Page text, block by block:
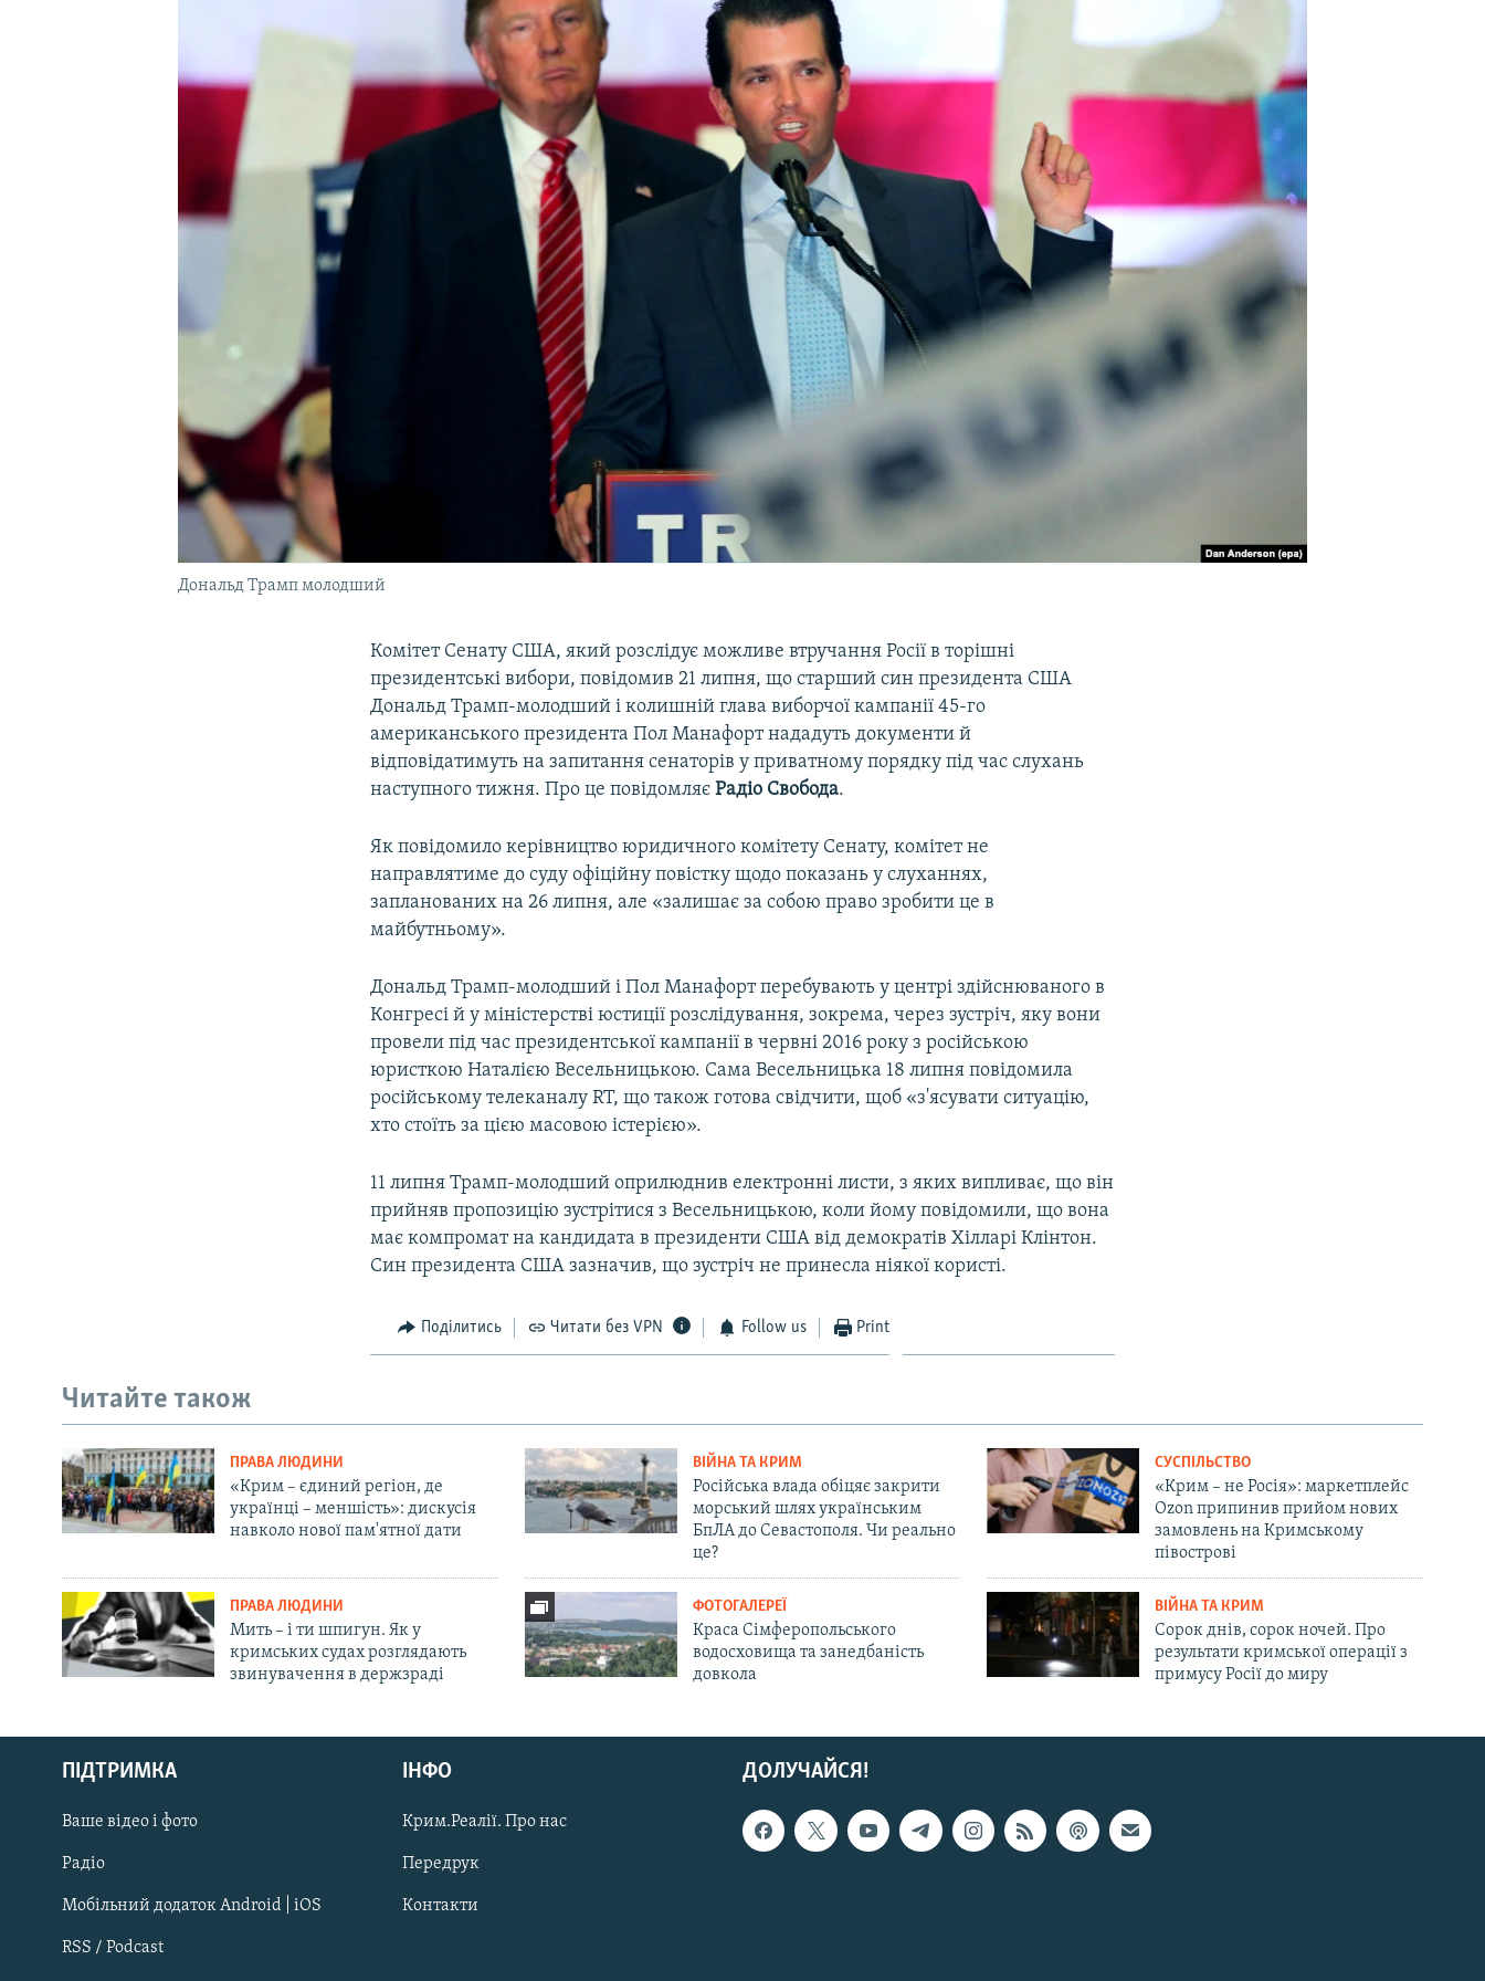
УКРАЇНСЬКА ПРОБЛЕМА КРИМУ
Русский
Qırımtatar
ДОЛУЧАЙСЯ!
Дональд Трамп молодший
Комітет Сенату США, який розслідує можливе втручання Росії в торішні
президентські вибори, повідомив 21 липня, що старший син президента США
Дональд Трамп-молодший і колишній глава виборчої кампанії 45-го
американського президента Пол Манафорт нададуть документи й
відповідатимуть на запитання сенаторів у приватному порядку під час слухань
наступного тижня. Про це повідомляєРадіо Свобода.
Як повідомило керівництво юридичного комітету Сенату, комітет не
направлятиме до суду офіційну повістку щодо показань у слуханнях,
запланованих на 26 липня, але «залишає за собою право зробити це в
майбутньому».
Дональд Трамп-молодший і Пол Манафорт перебувають у центрі здійснюваного в
Конгресі й у міністерстві юстиції розслідування, зокрема, через зустріч, яку вони
провели під час президентської кампанії в червні 2016 року з російською
юристкою Наталією Весельницькою. Сама Весельницька 18 липня повідомила
російському телеканалу RT, що також готова свідчити, щоб «з'ясувати ситуацію,
хто стоїть за цією масовою істерією».
11 липня Трамп-молодший оприлюднив електронні листи, з яких випливає, що він
прийняв пропозицію зустрітися з Весельницькою, коли йому повідомили, що вона
має компромат на кандидата в президенти США від демократів Хілларі Клінтон.
Син президента США зазначив, що зустріч не принесла ніякої користі.
Поділитись Читати без VPN Follow us Print
Читайте також
ПРАВА ЛЮДИНИ
«Крим – єдиний регіон, де
українці – меншість»: дискусія
навколо нової пам'ятної дати
ВІЙНА ТА КРИМ
Російська влада обіцяє закрити
морський шлях українським
БпЛА до Севастополя. Чи реально
це?
СУСПІЛЬСТВО
«Крим – не Росія»: маркетплейс
Ozon припинив прийом нових
замовлень на Кримському
півострові
ПРАВА ЛЮДИНИ
Мить – і ти шпигун. Як у
кримських судах розглядають
звинувачення в держзраді
ФОТОГАЛЕРЕЇ
Краса Сімферопольського
водосховища та занедбаність
довкола
ВІЙНА ТА КРИМ
Сорок днів, сорок ночей. Про
результати кримської операції з
примусу Росії до миру
ДОЛУЧАЙСЯ!
ПІДТРИМКА
Ваше відео і фото
Радіо
Мобільний додаток Android | iOS
RSS / Podcast
ІНФО
Крим.Реалії. Про нас
Передрук
Контакти